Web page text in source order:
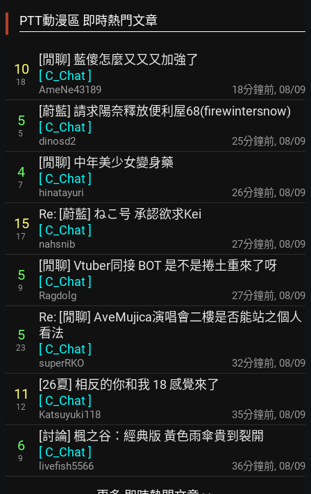
PTT動漫區 即時熱門文章
10
18
[閒聊] 藍傻怎麼又又又加強了
[ C_Chat]
AmeNe43189 18分鐘前, 08/09
5
5
[蔚藍] 請求陽奈釋放便利屋68(firewintersnow)
[ C_Chat]
dinosd2 25分鐘前, 08/09
4
7
[閒聊] 中年美少女變身藥
[ C_Chat]
hinatayuri 26分鐘前, 08/09
15
17
Re: [蔚藍] ねこ号 承認欲求Kei
[ C_Chat]
nahsnib 27分鐘前, 08/09
5
9
[閒聊] Vtuber同接 BOT 是不是捲土重來了呀
[ C_Chat]
Ragdolg 27分鐘前, 08/09
5
23
Re: [閒聊] AveMujica演唱會二樓是否能站之個人
看法
[ C_Chat]
superRKO 32分鐘前, 08/09
11
12
[26夏] 相反的你和我 18 感覺來了
[ C_Chat]
Katsuyuki118 35分鐘前, 08/09
6
9
[討論] 楓之谷：經典版 黃色雨傘貴到裂開
[ C_Chat]
livefish5566 36分鐘前, 08/09